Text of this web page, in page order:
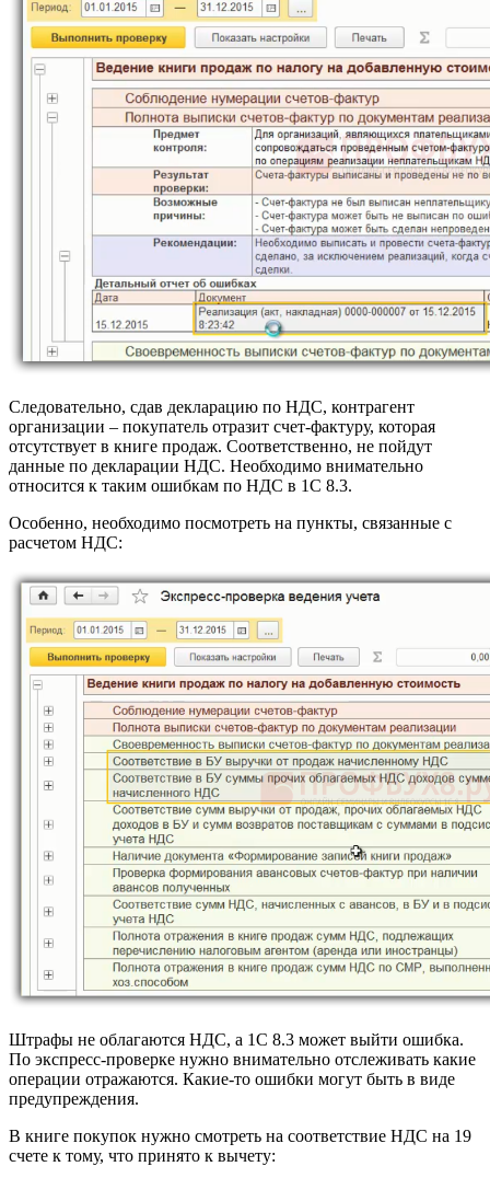
Следовательно, сдав декларацию по НДС, контрагент
организации – покупатель отразит счет-фактуру, которая
отсутствует в книге продаж. Соответственно, не пойдут
данные по декларации НДС. Необходимо внимательно
относится к таким ошибкам по НДС в 1С 8.3.
Особенно, необходимо посмотреть на пункты, связанные с
расчетом НДС:
Штрафы не облагаются НДС, а 1С 8.3 может выйти ошибка.
По экспресс-проверке нужно внимательно отслеживать какие
операции отражаются. Какие-то ошибки могут быть в виде
предупреждения.
В книге покупок нужно смотреть на соответствие НДС на 19
счете к тому, что принято к вычету: